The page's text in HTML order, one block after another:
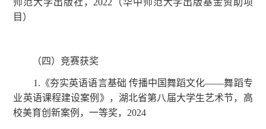
师范大学出版社，2022（华中师范大学出版基金资助项
目）
（四）竞赛获奖
1.《夯实英语语言基础 传播中国舞蹈文化——舞蹈专
业英语课程建设案例》，湖北省第八届大学生艺术节，高
校美育创新案例，一等奖，2024